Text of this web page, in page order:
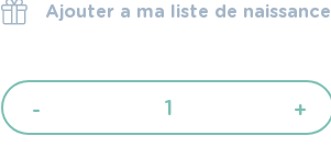
Ajouter a ma liste de naissance
-
quantité
de
+